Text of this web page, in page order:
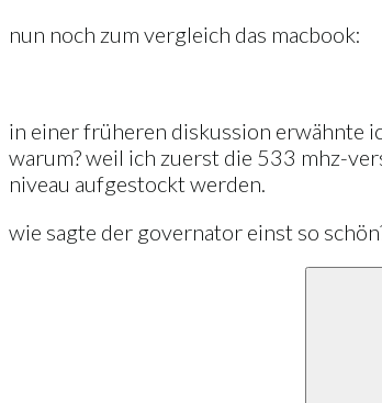
nun noch zum vergleich das macbook:
in einer früheren diskussion erwähnte
warum? weil ich zuerst die 533 mhz-
niveau aufgestockt werden.
wie sagte der governator einst so